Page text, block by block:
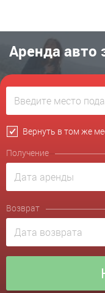
Аренда авто
Вернуть в том же
Получение
Возврат